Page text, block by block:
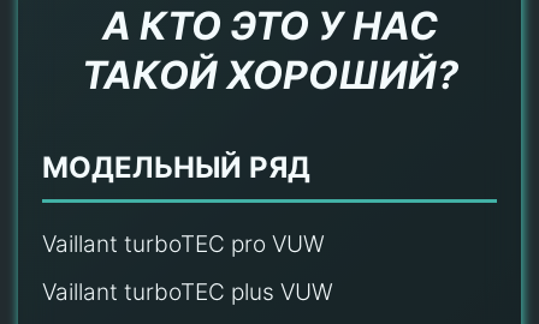
А КТО ЭТО У НАС
ТАКОЙ ХОРОШИЙ?
МОДЕЛЬНЫЙ РЯД
Vaillant turboTEC pro VUW
Vaillant turboTEC plus VUW